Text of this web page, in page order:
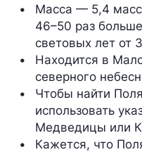
Масса — 5,4
46–50 раз
световых лет от
Находится в
северного
Чтобы найти
использовать
Медведицы или
Кажется, что